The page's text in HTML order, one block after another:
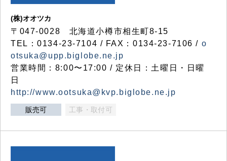
(株)オオツカ
〒047-0028 北海道小樽市相生町8-15
TEL：0134-23-7104 / FAX：0134-23-7106 / o
otsuka@upp.biglobe.ne.jp
営業時間：8:00〜17:00 / 定休日：土曜日・日曜
日
http://www.ootsuka@kvp.biglobe.ne.jp
販売可 工事・取付可